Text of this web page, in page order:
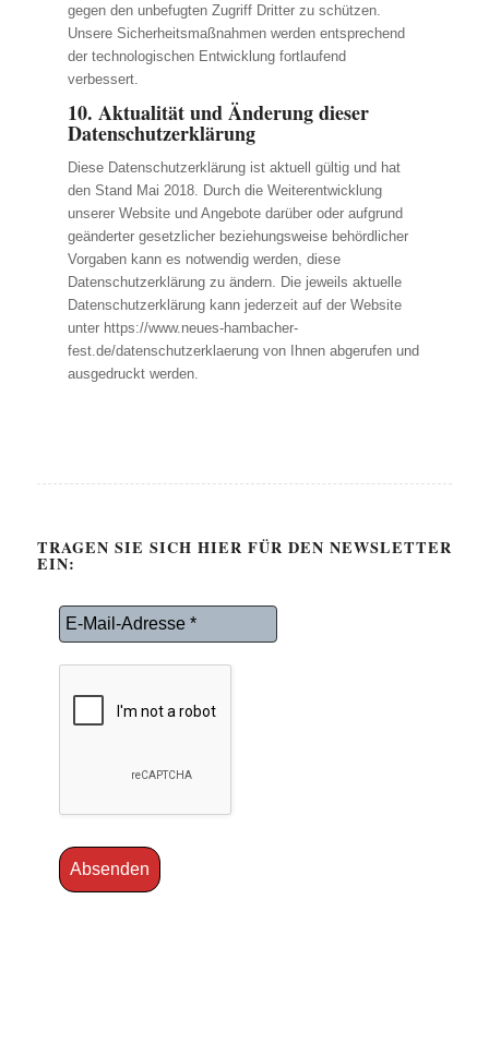
gegen den unbefugten Zugriff Dritter zu schützen.
Unsere Sicherheitsmaßnahmen werden entsprechend
der technologischen Entwicklung fortlaufend
verbessert.
10. Aktualität und Änderung dieser
Datenschutzerklärung
Diese Datenschutzerklärung ist aktuell gültig und hat
den Stand Mai 2018. Durch die Weiterentwicklung
unserer Website und Angebote darüber oder aufgrund
geänderter gesetzlicher beziehungsweise behördlicher
Vorgaben kann es notwendig werden, diese
Datenschutzerklärung zu ändern. Die jeweils aktuelle
Datenschutzerklärung kann jederzeit auf der Website
unter https://www.neues-hambacher-
fest.de/datenschutzerklaerung von Ihnen abgerufen und
ausgedruckt werden.
TRAGEN SIE SICH HIER FÜR DEN NEWSLETTER
EIN: